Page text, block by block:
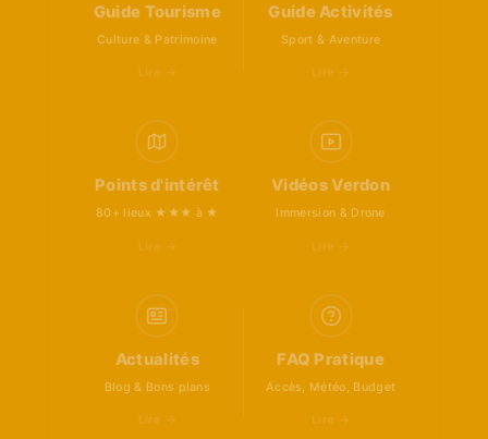
Guide Tourisme
Culture & Patrimoine
Lire →
Guide Activités
Sport & Aventure
Lire →
Points d'intérêt
80+ lieux ★★★ à ★
Lire →
Vidéos Verdon
Immersion & Drone
Lire →
Actualités
Blog & Bons plans
Lire →
FAQ Pratique
Accès, Météo, Budget
Lire →